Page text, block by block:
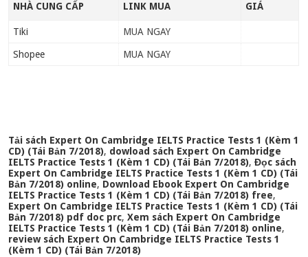
NHÀ CUNG CẤP LINK MUA GIÁ
Tiki MUA NGAY
Shopee MUA NGAY
Tải sách Expert On Cambridge IELTS Practice Tests 1 (Kèm 1
CD) (Tái Bản 7/2018), dowload sách Expert On Cambridge
IELTS Practice Tests 1 (Kèm 1 CD) (Tái Bản 7/2018),Đọc sách
Expert On Cambridge IELTS Practice Tests 1 (Kèm 1 CD) (Tái
Bản 7/2018) online, Download Ebook Expert On Cambridge
IELTS Practice Tests 1 (Kèm 1 CD) (Tái Bản 7/2018) free,
Expert On Cambridge IELTS Practice Tests 1 (Kèm 1 CD) (Tái
Bản 7/2018) pdf doc prc,Xem sách Expert On Cambridge
IELTS Practice Tests 1 (Kèm 1 CD) (Tái Bản 7/2018) online,
review sách Expert On Cambridge IELTS Practice Tests 1
(Kèm 1 CD) (Tái Bản 7/2018)